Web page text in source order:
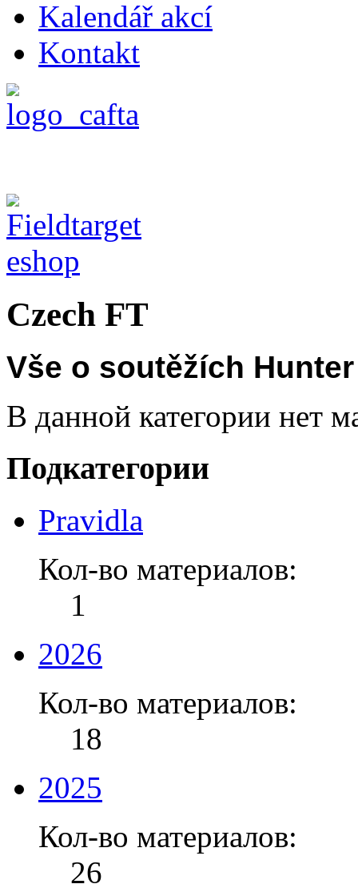
Kalendář akcí
Kontakt
Czech FT
Vše o soutěžích
В данной категории нет
Подкатегории
Pravidla
Кол-во материалов:
1
2026
Кол-во материалов:
18
2025
Кол-во материалов:
26